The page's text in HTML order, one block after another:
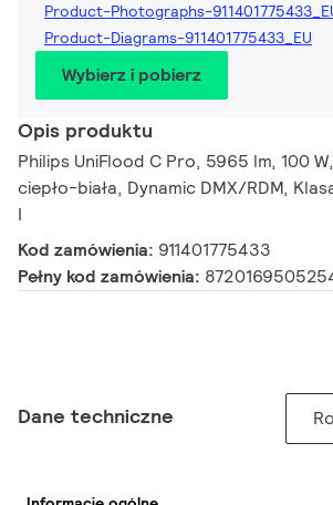
Product-Photographs-
Product-Diagrams-911401775433_EU
Wybierz i pobierz
Opis produktu
Philips UniFlood C Pro, 5965 lm, 100
ciepło-biała, Dynamic DMX/RDM,
I
Kod zamówienia: 911401775433
Pełny kod zamówienia:
Dane techniczne